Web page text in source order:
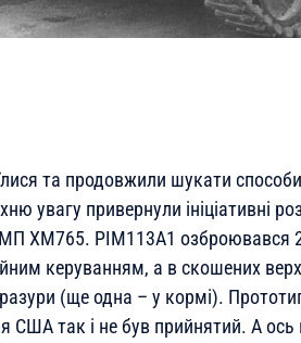
та продовжили шукати
увагу привернули ініціативні
ХМ765. PIM113А1
керуванням, а в скошених
(ще одна – у кормі).
США так і не був прийнятий. А ось